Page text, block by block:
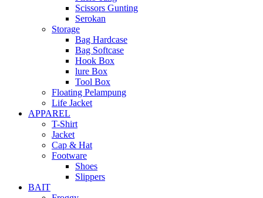
Scissors Gunting
Serokan
Storage
Bag Hardcase
Bag Softcase
Hook Box
lure Box
Tool Box
Floating Pelampung
Life Jacket
APPAREL
T-Shirt
Jacket
Cap & Hat
Footware
Shoes
Slippers
BAIT